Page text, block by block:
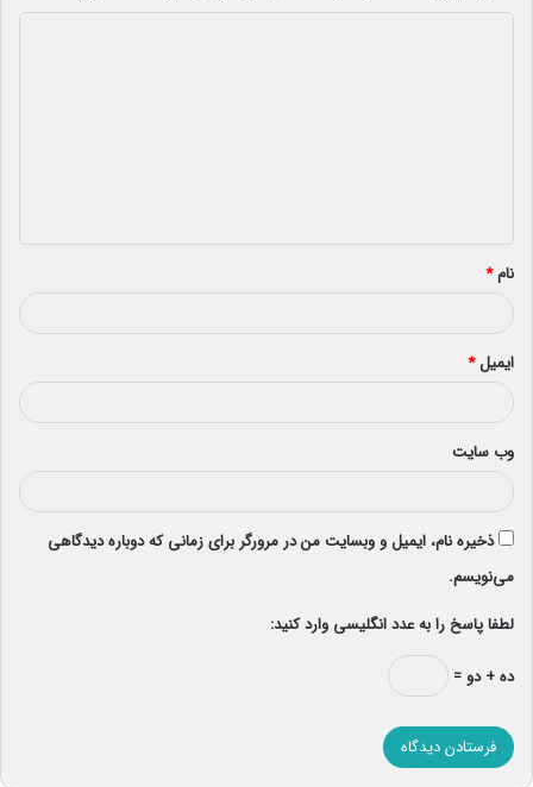
*
نام*
ایمیل*
وب‌ سایت
ذخیره نام، ایمیل و وبسایت من در مرورگر برای زمانی که دوباره دیدگاهی
می‌نویسم.
لطفا پاسخ را به عدد انگلیسی وارد کنید:
ده + دو =